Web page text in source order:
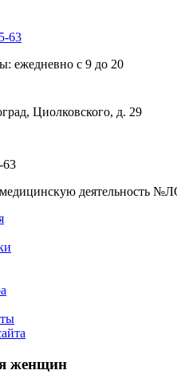
63
ежедневно с 9 до 20
Циолковского, д. 29
63
деятельность
женщин